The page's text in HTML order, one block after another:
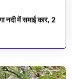
नदी में समाई कार, 2